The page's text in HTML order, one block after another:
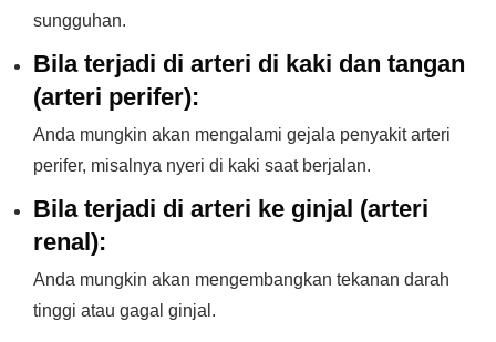
sungguhan.
Bila terjadi di arteri di kaki dan tangan
(arteri perifer):
Anda mungkin akan mengalami gejala penyakit arteri
perifer, misalnya nyeri di kaki saat berjalan.
Bila terjadi di arteri ke ginjal (arteri
renal):
Anda mungkin akan mengembangkan tekanan darah
tinggi atau gagal ginjal.